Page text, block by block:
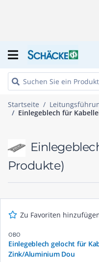
Startseite
Einlegeblech für
Produkte)
Zu Favoriten
OBO
Einlegeblech gelocht für
Zink/Aluminium Dou